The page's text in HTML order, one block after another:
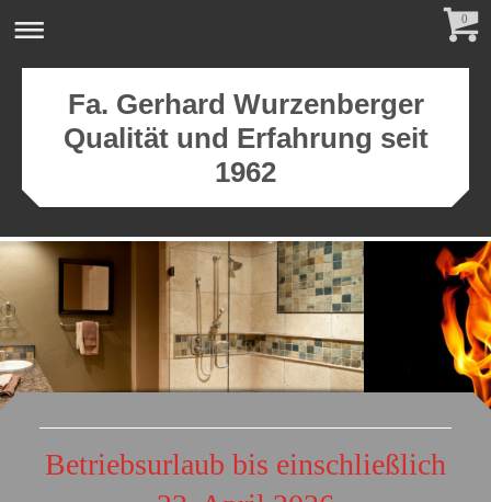
Fa. Gerhard Wurzenberger
Qualität und Erfahrung seit
1962
0
Betriebsurlaub bis einschließlich